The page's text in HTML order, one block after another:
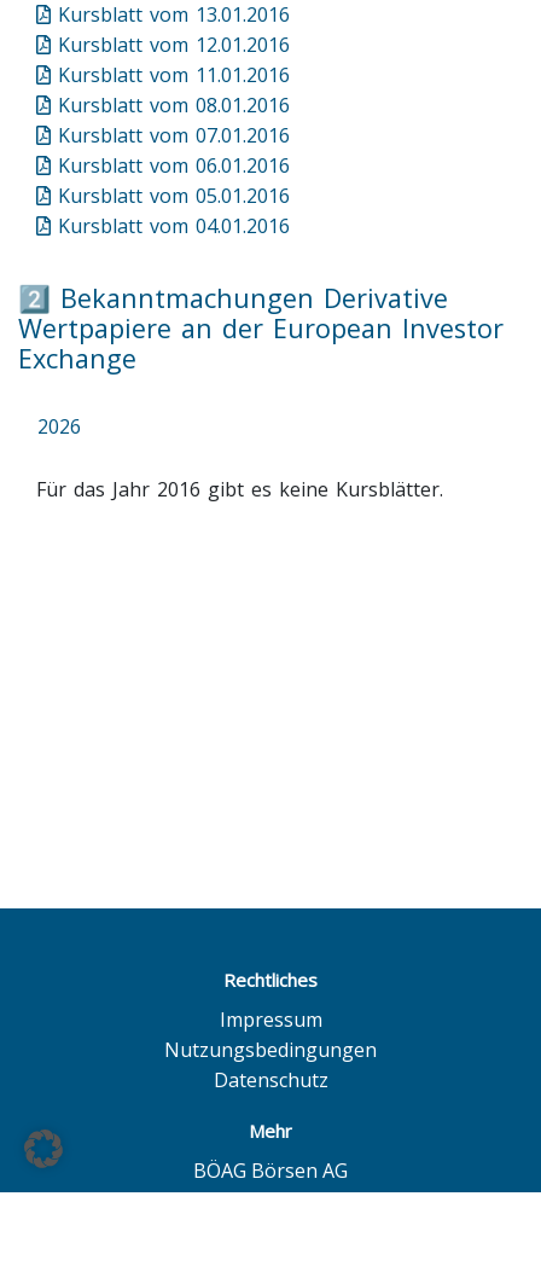
Kursblatt vom 13.01.2016
Kursblatt vom 12.01.2016
Kursblatt vom 11.01.2016
Kursblatt vom 08.01.2016
Kursblatt vom 07.01.2016
Kursblatt vom 06.01.2016
Kursblatt vom 05.01.2016
Kursblatt vom 04.01.2016
2️⃣ Bekanntmachungen Derivative
Wertpapiere an der European Investor
Exchange
2026
Für das Jahr 2016 gibt es keine Kursblätter.
Rechtliches
Impressum
Nutzungsbedingungen
Datenschutz
Mehr
BÖAG Börsen AG
Börse Hamburg